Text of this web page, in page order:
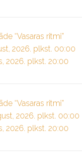
“Vasaras ritmi”
2026. plkst. 00:00
2026. plkst. 20:00
“Vasaras ritmi”
2026. plkst. 00:00
2026. plkst. 20:00